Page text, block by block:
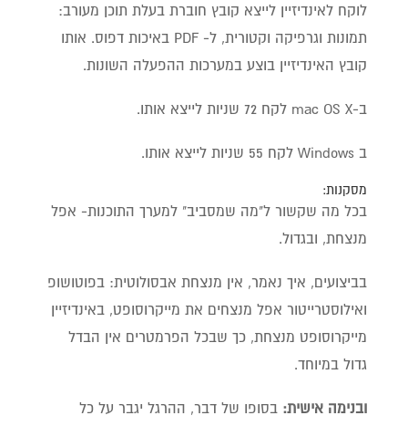
לוקח לאינדיזיין לייצא קובץ חוברת בעלת תוכן מעורב:
תמונות וגרפיקה וקטורית, ל- PDF באיכות דפוס. אותו
קובץ האינדיזיין בוצע במערכות ההפעלה השונות.
ב-mac OS X לקח 72 שניות לייצא אותו.
ב Windows לקח 55 שניות לייצא אותו.
מסקנות:
בכל מה שקשור ל"מה שמסביב" למערך התוכנות- אפל
מנצחת, ובגדול.
בביצועים, איך נאמר, אין מנצחת אבסולוטית: בפוטושופ
ואילוסטרייטור אפל מנצחים את מייקרוסופט, באינדיזיין
מייקרוסופט מנצחת, כך שבכל הפרמטרים אין הבדל
גדול במיוחד.
ובנימה אישית: בסופו של דבר, ההרגל יגבר על כל